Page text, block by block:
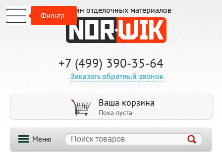
Магазин отделочных материалов
+7 (499) 390-35-64
Заказать обратный звонок
Ваша корзина
Пока пуста
Меню
Фильтр